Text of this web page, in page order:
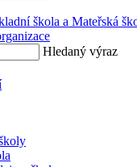
škola a Mateřská
Hledaný výraz